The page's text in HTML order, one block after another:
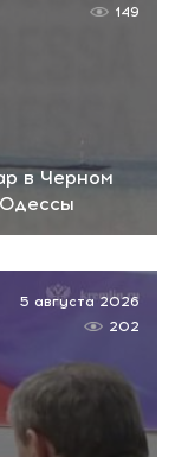
в Черном
149
5 августа 2026
202